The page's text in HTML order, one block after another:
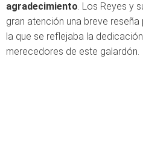
agradecimiento. Los Reyes y
gran atención una breve
la que se reflejaba la
merecedores de este galardón.